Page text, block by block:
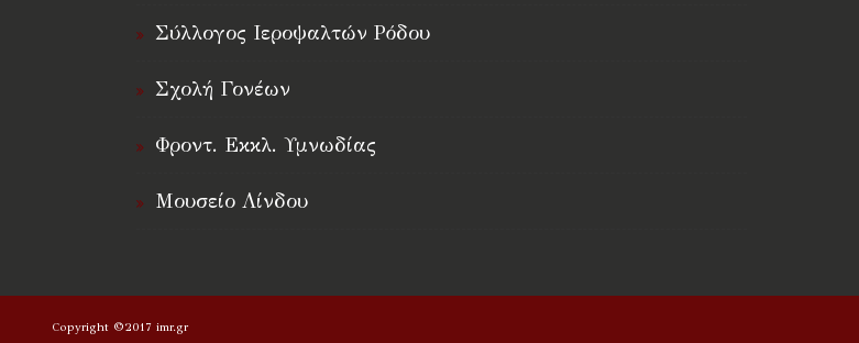
Σύλλογος Ιεροψαλτών Ρόδου
Σχολή Γονέων
Φροντ. Εκκλ. Υμνωδίας
Μουσείο Λίνδου
Copyright ©2017 imr.gr